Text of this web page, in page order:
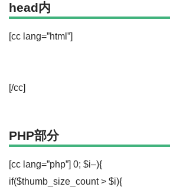
head内
[cc lang=”html”]
[/cc]
PHP部分
[cc lang=”php”] 0; $i–){
if($thumb_size_count > $i){